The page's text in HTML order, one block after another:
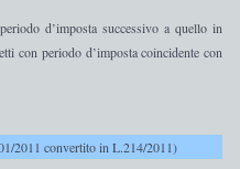
d’imposta successivo a quello in
con periodo d’imposta coincidente con
2011 convertito in L.214/2011)